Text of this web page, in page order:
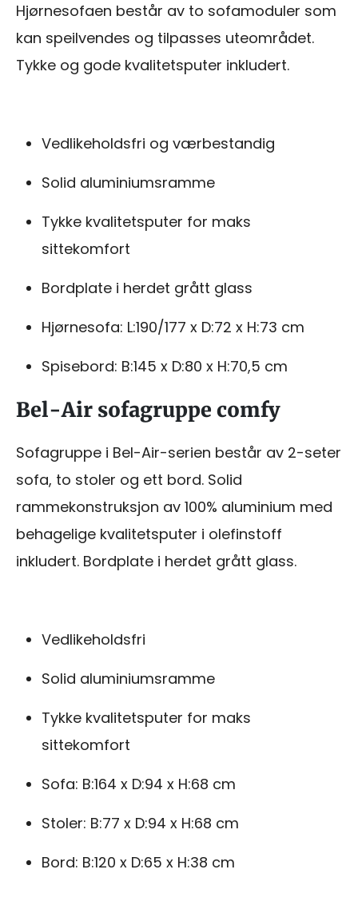
Hjørnesofaen består av to sofamoduler som
kan speilvendes og tilpasses uteområdet.
Tykke og gode kvalitetsputer inkludert.
Vedlikeholdsfri og værbestandig
Solid aluminiumsramme
Tykke kvalitetsputer for maks
sittekomfort
Bordplate i herdet grått glass
Hjørnesofa: L:190/177 x D:72 x H:73 cm
Spisebord: B:145 x D:80 x H:70,5 cm
Bel-Air sofagruppe comfy
Sofagruppe i Bel-Air-serien består av 2-seter
sofa, to stoler og ett bord. Solid
rammekonstruksjon av 100% aluminium med
behagelige kvalitetsputer i olefinstoff
inkludert. Bordplate i herdet grått glass.
Vedlikeholdsfri
Solid aluminiumsramme
Tykke kvalitetsputer for maks
sittekomfort
Sofa: B:164 x D:94 x H:68 cm
Stoler: B:77 x D:94 x H:68 cm
Bord: B:120 x D:65 x H:38 cm